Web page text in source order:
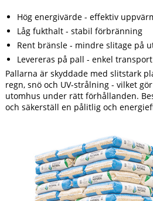
Hög energivärde - effektiv
Låg fukthalt - stabil förbränning
Rent bränsle - mindre slitage på
Levereras på pall - enkel
Pallarna är skyddade med slitstark
regn, snö och UV-strålning - vilket
utomhus under rätt förhållanden.
och säkerställ en pålitlig och